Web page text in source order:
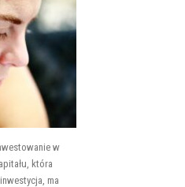
w
która
ma